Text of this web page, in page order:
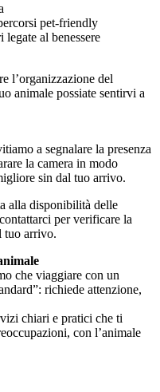
pet-friendly
al benessere
l’organizzazione del
animale possiate sentirvi a
a segnalare la presenza
la camera in modo
sin dal tuo arrivo.
alla disponibilità delle
per verificare la
tuo arrivo.
che viaggiare con un
richiede attenzione,
chiari e pratici che ti
con l’animale